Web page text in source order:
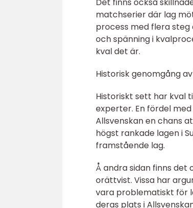
matchserier där lag
process med flera steg
och spänning i
kval det är.
Historisk genomgång
Historiskt sett har kval
experter. En fördel
Allsvenskan en chans
högst rankade lagen i
framstående lag.
Å andra sidan finns det
orättvist. Vissa har
vara problematiskt för
deras plats i